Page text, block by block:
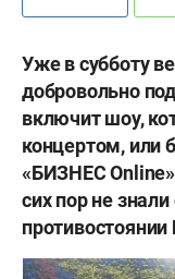
Уже в субботу
добровольно
включит шоу,
концертом, или
«БИЗНЕС
сих пор не